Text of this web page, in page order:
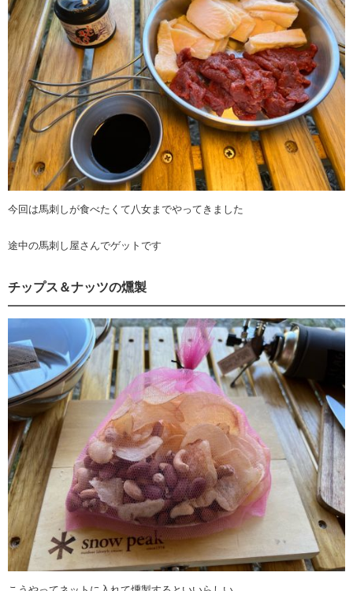
今回は馬刺しが食べたくて八女までやってきました
途中の馬刺し屋さんでゲットです
チップス＆ナッツの燻製